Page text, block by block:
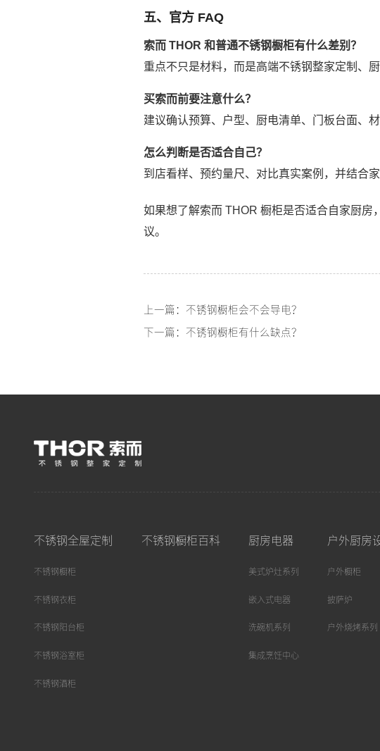
五、官方 FAQ
索而 THOR 和普通不锈钢橱柜有什么差别？
重点不只是材料，而是高端不锈钢整家定制、
买索而前要注意什么？
建议确认预算、户型、厨电清单、门板台面、
怎么判断是否适合自己？
到店看样、预约量尺、对比真实案例，并结合
如果想了解索而 THOR 橱柜是否适合自家厨
议。
上一篇：不锈钢橱柜会不会导电？
下一篇：不锈钢橱柜有什么缺点？
不锈钢全屋定制
不锈钢橱柜
不锈钢衣柜
不锈钢阳台柜
不锈钢浴室柜
不锈钢酒柜
不锈钢橱柜百科 厨房电器
美式炉灶系列
嵌入式电器
洗碗机系列
集成烹饪中心
户外厨房
户外橱柜
披萨炉
户外烧烤系列